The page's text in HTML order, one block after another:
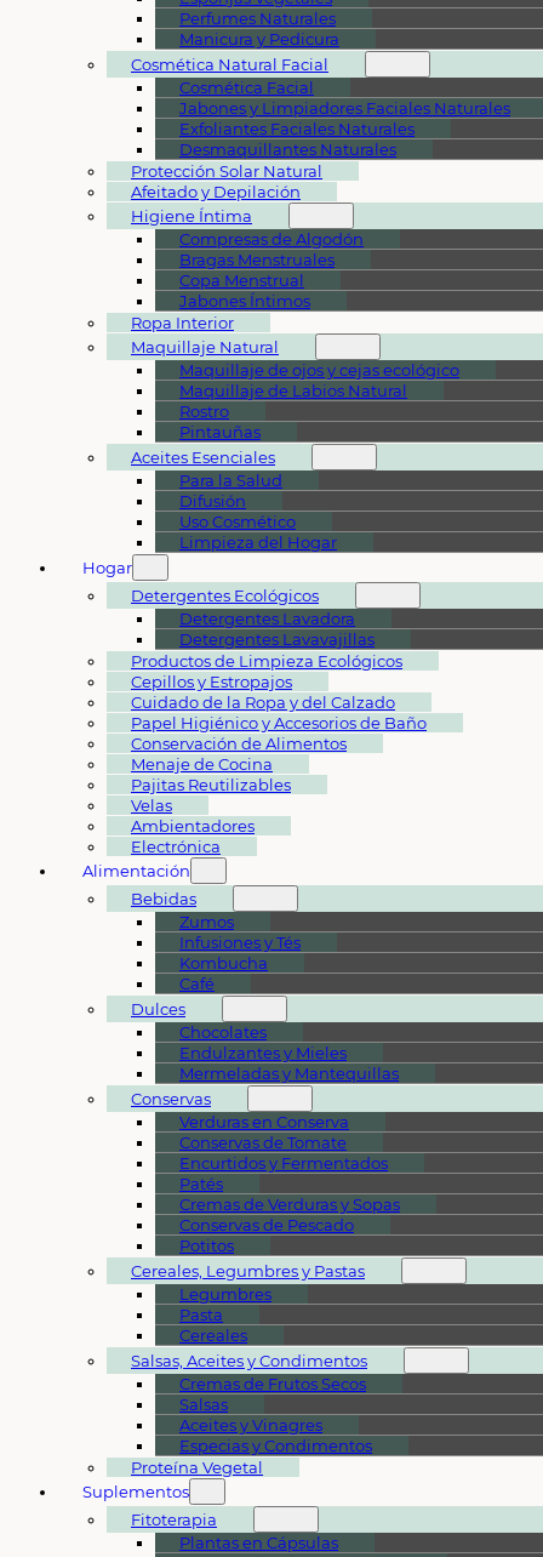
Perfumes Naturales
Manicura y Pedicura
Cosmética Natural Facial
Cosmética Facial
Jabones y Limpiadores Faciales Naturales
Exfoliantes Faciales Naturales
Desmaquillantes Naturales
Protección Solar Natural
Afeitado y Depilación
Higiene Íntima
Compresas de Algodón
Bragas Menstruales
Copa Menstrual
Jabones Íntimos
Ropa Interior
Maquillaje Natural
Maquillaje de ojos y cejas ecológico
Maquillaje de Labios Natural
Rostro
Pintauñas
Aceites Esenciales
Para la Salud
Difusión
Uso Cosmético
Limpieza del Hogar
Hogar
Detergentes Ecológicos
Detergentes Lavadora
Detergentes Lavavajillas
Productos de Limpieza Ecológicos
Cepillos y Estropajos
Cuidado de la Ropa y del Calzado
Papel Higiénico y Accesorios de Baño
Conservación de Alimentos
Menaje de Cocina
Pajitas Reutilizables
Velas
Ambientadores
Electrónica
Alimentación
Bebidas
Zumos
Infusiones y Tés
Kombucha
Café
Dulces
Chocolates
Endulzantes y Mieles
Mermeladas y Mantequillas
Conservas
Verduras en Conserva
Conservas de Tomate
Encurtidos y Fermentados
Patés
Cremas de Verduras y Sopas
Conservas de Pescado
Potitos
Cereales, Legumbres y Pastas
Legumbres
Pasta
Cereales
Salsas, Aceites y Condimentos
Cremas de Frutos Secos
Salsas
Aceites y Vinagres
Especias y Condimentos
Proteína Vegetal
Suplementos
Fitoterapia
Plantas en Cápsulas